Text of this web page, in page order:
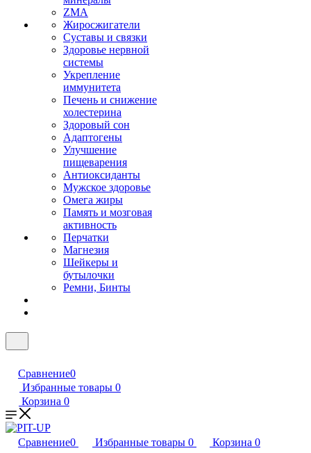
ZMA
Жиросжигатели
Суставы и связки
Здоровье нервной
системы
Укрепление
иммунитета
Печень и снижение
холестерина
Здоровый сон
Адаптогены
Улучшение
пищеварения
Антиоксиданты
Мужское здоровье
Омега жиры
Память и мозговая
активность
Перчатки
Магнезия
Шейкеры и
бутылочки
Ремни, Бинты
Сравнение0
Избранные товары 0
Корзина 0
Сравнение0 Избранные товары 0 Корзина 0